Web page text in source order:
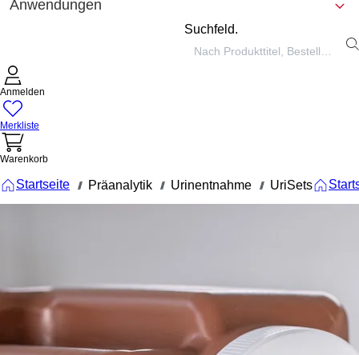
Anwendungen
Suchfeld.
Anmelden
Merkliste
Warenkorb
Startseite /// Präanalytik /// Urinentnahme /// UriSets